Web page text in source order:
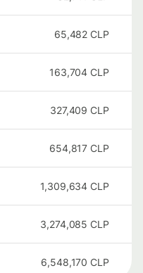
65,482 CLP
163,704 CLP
327,409 CLP
654,817 CLP
1,309,634 CLP
3,274,085 CLP
6,548,170 CLP